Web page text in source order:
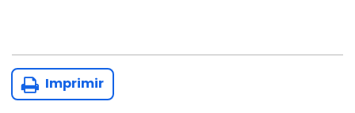
Imprimir